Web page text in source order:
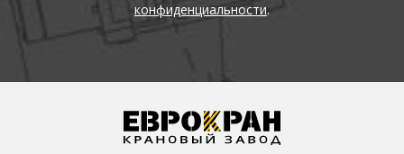
конфиденциальности.